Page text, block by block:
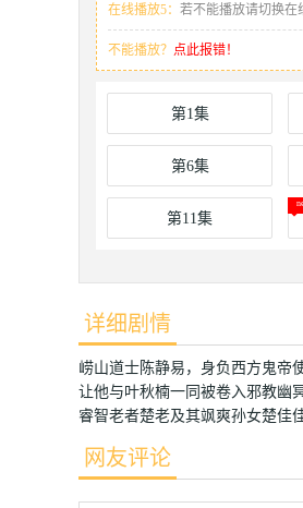
在线播放5： 若不能播放请切换在
不能播放？ 点此报错！
第1集
第6集
第11集
详细剧情
崂山道士陈静易，身负西方鬼帝
让他与叶秋楠一同被卷入邪教幽
睿智老者楚老及其飒爽孙女楚佳
网友评论